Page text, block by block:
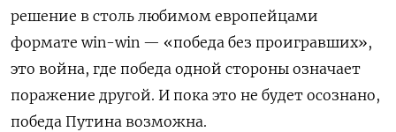
решение в столь любимом европейцами
формате win-win — «победа без проигравших»,
это война, где победа одной стороны означает
поражение другой. И пока это не будет осознано,
победа Путина возможна.